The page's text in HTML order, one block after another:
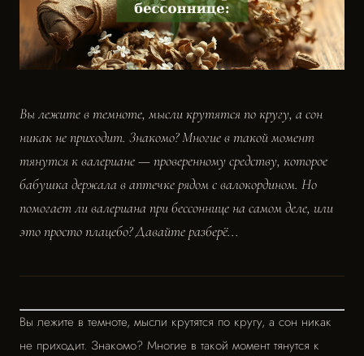
Вы лежите в темноте, мысли крутятся по кругу, а сон
никак не приходит. Знакомо? Многие в такой момент
тянутся к валериане — проверенному средству, которое
бабушка держала в аптечке рядом с валокордином. Но
помогает ли валериана при бессоннице на самом деле, или
это просто плацебо? Давайте разберё...
Вы лежите в темноте, мысли крутятся по кругу, а сон никак
не приходит. Знакомо? Многие в такой момент тянутся к